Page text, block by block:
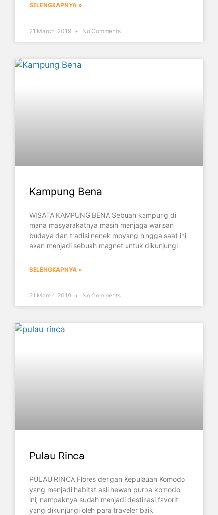
SELENGKAPNYA »
21 March, 2019 No Comments
Kampung Bena
WISATA KAMPUNG BENA Sebuah kampung di
mana masyarakatnya masih menjaga warisan
budaya dan tradisi nenek moyang hingga saat ini
akan menjadi sebuah magnet untuk dikunjungi
SELENGKAPNYA »
21 March, 2019 No Comments
Pulau Rinca
PULAU RINCA Flores dengan Kepulauan Komodo
yang menjadi habitat asli hewan purba komodo
ini, nampaknya sudah menjadi destinasi favorit
yang dikunjungi oleh para traveler baik